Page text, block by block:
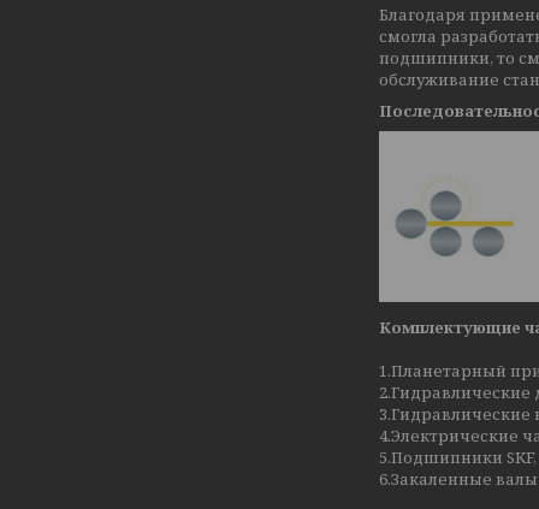
Благодаря
смогла
подшипники, то
обслуживание
Комплектующие
1.Планетарный
2.Гидравлические
3.Гидравлические
4.Электрические
5.Подшипники SKF,
6.Закаленные валы